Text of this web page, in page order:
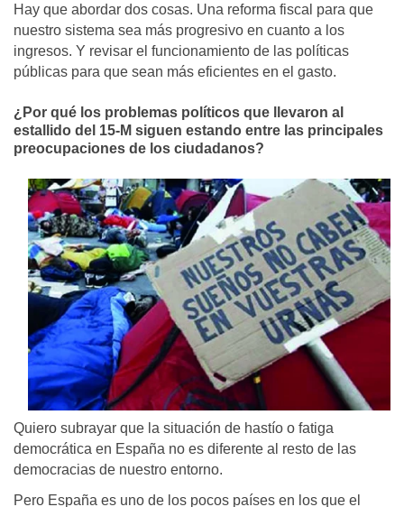
Hay que abordar dos cosas. Una reforma fiscal para que
nuestro sistema sea más progresivo en cuanto a los
ingresos. Y revisar el funcionamiento de las políticas
públicas para que sean más eficientes en el gasto.
¿Por qué los problemas políticos que llevaron al
estallido del 15-M siguen estando entre las principales
preocupaciones de los ciudadanos?
Quiero subrayar que la situación de hastío o fatiga
democrática en España no es diferente al resto de las
democracias de nuestro entorno.
Pero España es uno de los pocos países en los que el